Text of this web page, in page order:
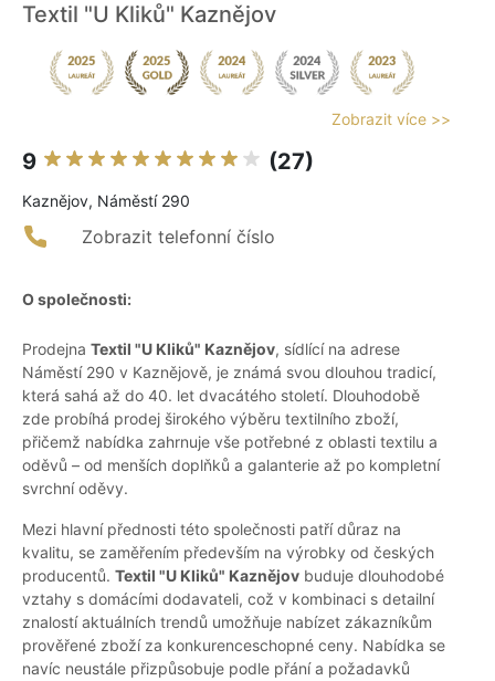
Textil "U Kliků" Kaznějov
Zobrazit více >>
9 (27)
Kaznějov, Náměstí 290
Zobrazit telefonní číslo
O společnosti:
Prodejna Textil "U Kliků" Kaznějov, sídlící na adrese
Náměstí 290 v Kaznějově, je známá svou dlouhou tradicí,
která sahá až do 40. let dvacátého století. Dlouhodobě
zde probíhá prodej širokého výběru textilního zboží,
přičemž nabídka zahrnuje vše potřebné z oblasti textilu a
oděvů – od menších doplňků a galanterie až po kompletní
svrchní oděvy.
Mezi hlavní přednosti této společnosti patří důraz na
kvalitu, se zaměřením především na výrobky od českých
producentů. Textil "U Kliků" Kaznějov buduje dlouhodobé
vztahy s domácími dodavateli, což v kombinaci s detailní
znalostí aktuálních trendů umožňuje nabízet zákazníkům
prověřené zboží za konkurenceschopné ceny. Nabídka se
navíc neustále přizpůsobuje podle přání a požadavků